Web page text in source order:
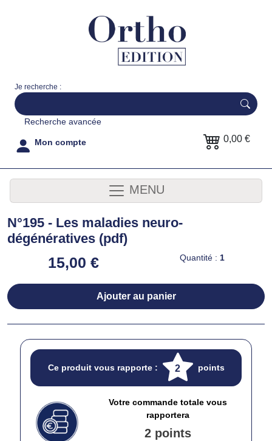
Je recherche :
Recherche avancée
Mon compte 0,00 €
MENU
N°195 - Les maladies neuro-
dégénératives (pdf)
15,00 € Quantité : 1
Ajouter au panier
Ce produit vous rapporte : 2 points
Votre commande totale vous
rapportera
2 points